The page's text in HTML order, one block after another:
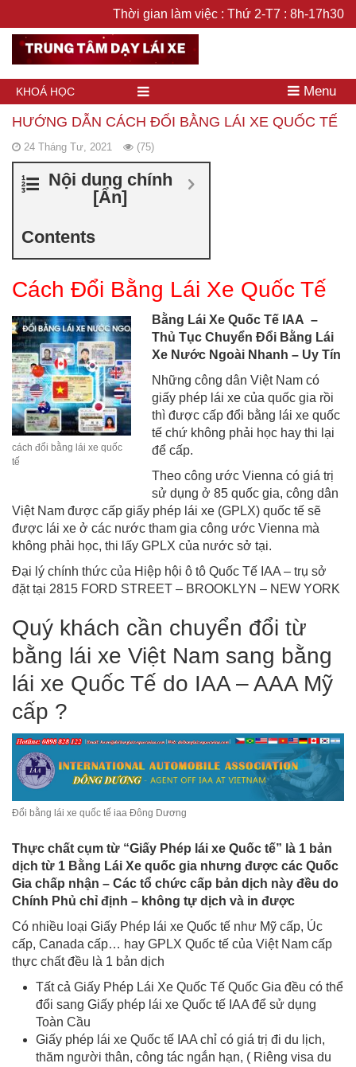
Thời gian làm việc : Thứ 2-T7 : 8h-17h30
KHOÁ HỌC Menu
HƯỚNG DẪN CÁCH ĐỔI BẰNG LÁI XE QUỐC TẾ
24 Tháng Tư, 2021 (75)
Nội dung chính
[Ẩn]
Contents
Cách Đổi Bằng Lái Xe Quốc Tế
cách đổi bằng lái xe quốc
tế
Bằng Lái Xe Quốc Tế IAA –
Thủ Tục Chuyển Đổi Bằng Lái
Xe Nước Ngoài Nhanh – Uy Tín
Những công dân Việt Nam có
giấy phép lái xe của quốc gia rồi
thì được cấp đổi bằng lái xe quốc
tế chứ không phải học hay thi lại
để cấp.
Theo công ước Vienna có giá trị
sử dụng ở 85 quốc gia, công dân
Việt Nam được cấp giấy phép lái xe (GPLX) quốc tế sẽ
được lái xe ở các nước tham gia công ước Vienna mà
không phải học, thi lấy GPLX của nước sở tại.
Đại lý chính thức của Hiệp hội ô tô Quốc Tế IAA – trụ sở
đặt tại 2815 FORD STREET – BROOKLYN – NEW YORK
Quý khách cần chuyển đổi từ
bằng lái xe Việt Nam sang bằng
lái xe Quốc Tế do IAA – AAA Mỹ
cấp ?
Đổi bằng lái xe quốc tế iaa Đông Dương
Thực chất cụm từ “Giấy Phép lái xe Quốc tế” là 1 bản
dịch từ 1 Bằng Lái Xe quốc gia nhưng được các Quốc
Gia chấp nhận – Các tổ chức cấp bản dịch này đều do
Chính Phủ chỉ định – không tự dịch và in được
Có nhiều loại Giấy Phép lái xe Quốc tế như Mỹ cấp, Úc
cấp, Canada cấp… hay GPLX Quốc tế của Việt Nam cấp
thực chất đều là 1 bản dịch
Tất cả Giấy Phép Lái Xe Quốc Tế Quốc Gia đều có thể
đổi sang Giấy phép lái xe Quốc tế IAA để sử dụng
Toàn Cầu
Giấy phép lái xe Quốc tế IAA chỉ có giá trị đi du lịch,
thăm người thân, công tác ngắn hạn, ( Riêng visa du